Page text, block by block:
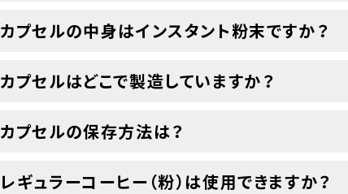
カプセルの中身はインスタント粉末ですか？
カプセルはどこで製造していますか？
カプセルの保存方法は？
レギュラーコーヒー（粉）は使用できますか？